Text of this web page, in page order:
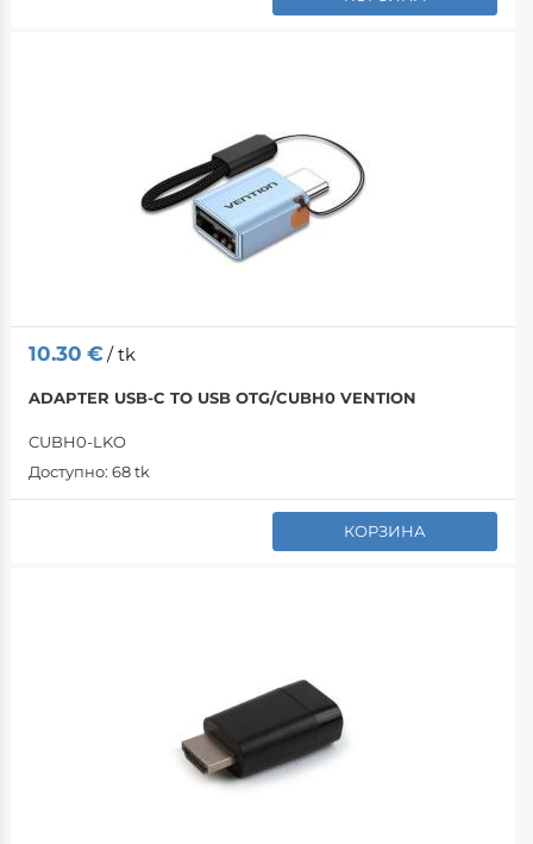
10.30 €/ tk
ADAPTER USB-C TO USB OTG/CUBH0 VENTION
CUBH0-LKO
Доступно: 68 tk
КОРЗИНА